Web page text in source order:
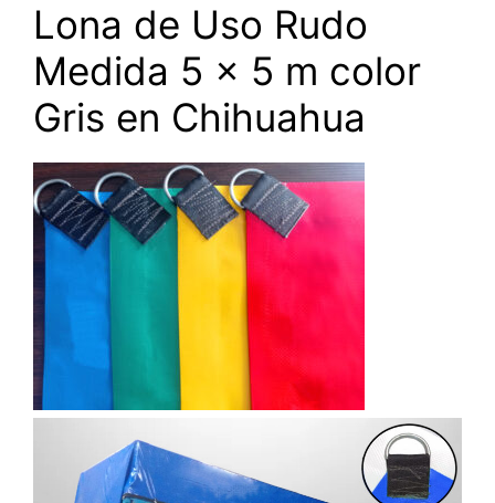
Lona de Uso Rudo
Medida 5 x 5 m color
Gris en Chihuahua